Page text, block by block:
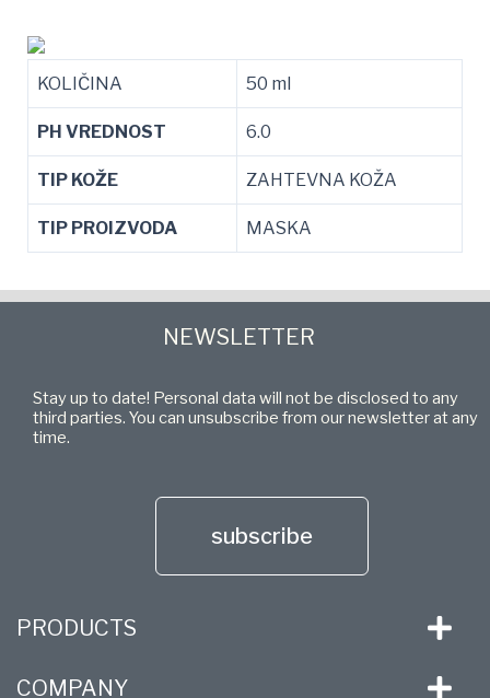
KOLIČINA 50 ml
PH VREDNOST 6.0
TIP KOŽE ZAHTEVNA KOŽA
TIP PROIZVODA MASKA
NEWSLETTER
Stay up to date! Personal data will not be disclosed to any
third parties. You can unsubscribe from our newsletter at any
time.
subscribe
PRODUCTS
COMPANY